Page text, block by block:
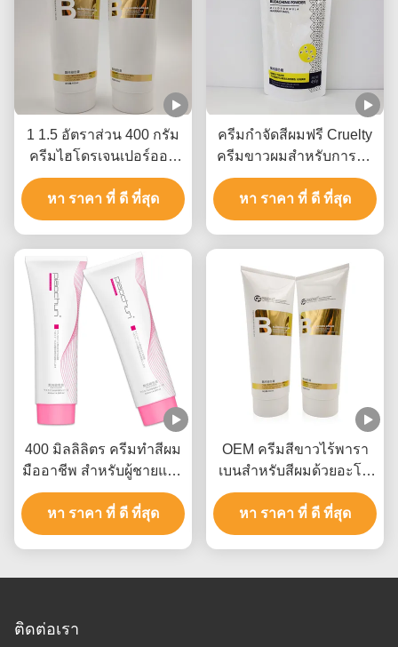
1 1.5 อัตราส่วน 400 กรัม
ครีมไฮโดรเจนเปอร์ออก
ไซด์สําหรับการกําจัดสีผม
หา ราคา ที่ ดี ที่สุด
ครีมกําจัดสีผมฟรี Cruelty
ครีมขาวผมสําหรับการใช้
ในห้องทําความงาม 9
ระดับ
หา ราคา ที่ ดี ที่สุด
400 มิลลิลิตร ครีมทําสีผม
มืออาชีพ สําหรับผู้ชายและ
ผู้หญิงถึง 9 ระดับ
หา ราคา ที่ ดี ที่สุด
OEM ครีมสีขาวไร้พารา
เบนสําหรับสีผมด้วยอะโม
เนียมไฮโดรออกไซด์
หา ราคา ที่ ดี ที่สุด
ติดต่อเรา